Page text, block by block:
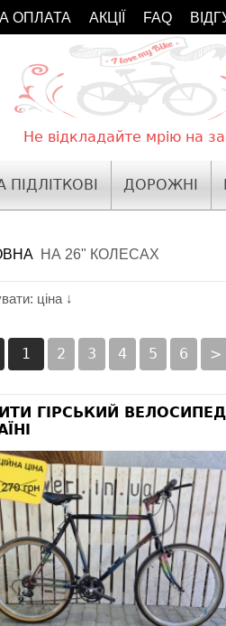
FAQ
АКЦІЇ
ОПЛАТА
Не відкладайте мрію на
ПІДЛІТКОВІ ДОРОЖНІ
НА 26" КОЛЕСАХ
ціна ↓
1 2 3 4 5 6 >
ГІРСЬКИЙ